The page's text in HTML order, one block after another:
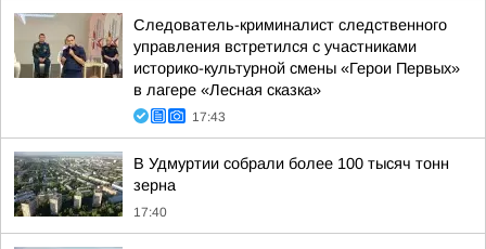
Следователь-криминалист следственного
управления встретился с участниками
историко-культурной смены «Герои Первых»
в лагере «Лесная сказка»
17:43
В Удмуртии собрали более 100 тысяч тонн
зерна
17:40